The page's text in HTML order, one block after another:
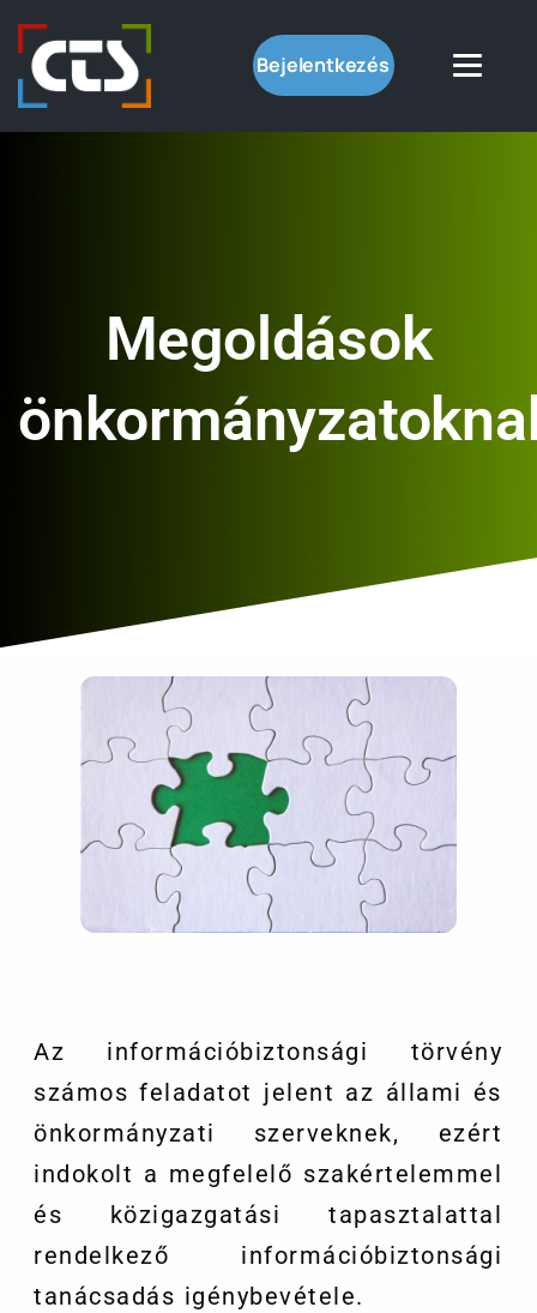
Bejelentkezés
Megoldások
Az információbiztonsági törvény
számos feladatot jelent az állami és
önkormányzati szerveknek, ezért
indokolt a megfelelő szakértelemmel
és közigazgatási tapasztalattal
rendelkező információbiztonsági
tanácsadás igénybevétele.